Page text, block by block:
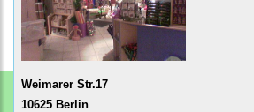
Weimarer Str.17
10625 Berlin